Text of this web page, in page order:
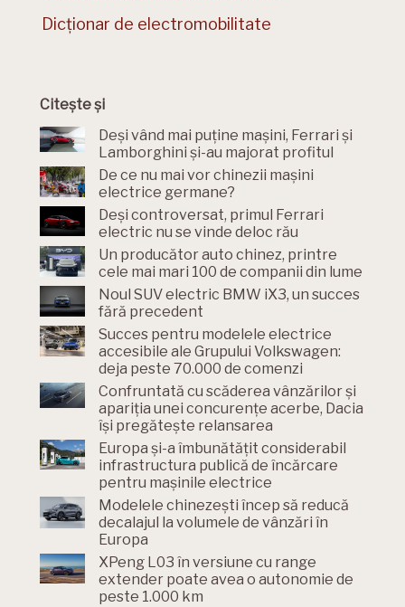
Dicționar de electromobilitate
Citește și
Deși vând mai puține mașini, Ferrari și
Lamborghini și-au majorat profitul
De ce nu mai vor chinezii mașini
electrice germane?
Deși controversat, primul Ferrari
electric nu se vinde deloc rău
Un producător auto chinez, printre
cele mai mari 100 de companii din lume
Noul SUV electric BMW iX3, un succes
fără precedent
Succes pentru modelele electrice
accesibile ale Grupului Volkswagen:
deja peste 70.000 de comenzi
Confruntată cu scăderea vânzărilor și
apariția unei concurențe acerbe, Dacia
își pregătește relansarea
Europa și-a îmbunătățit considerabil
infrastructura publică de încărcare
pentru mașinile electrice
Modelele chinezești încep să reducă
decalajul la volumele de vânzări în
Europa
XPeng L03 în versiune cu range
extender poate avea o autonomie de
peste 1.000 km